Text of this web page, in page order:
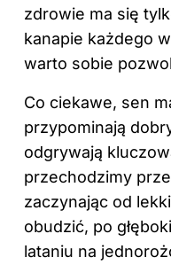
zdrowie ma się
kanapie każdego
warto sobie
Co ciekawe, sen
przypominają
odgrywają
przechodzimy
zaczynając od
obudzić, po
lataniu na